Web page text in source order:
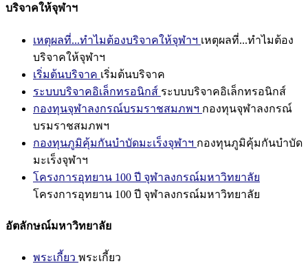
บริจาคให้จุฬาฯ
เหตุผลที่...ทำไมต้องบริจาคให้จุฬาฯ เหตุผลที่...ทำไมต้อง
บริจาคให้จุฬาฯ
เริ่มต้นบริจาค เริ่มต้นบริจาค
ระบบบริจาคอิเล็กทรอนิกส์ ระบบบริจาคอิเล็กทรอนิกส์
กองทุนจุฬาลงกรณ์บรมราชสมภพฯ กองทุนจุฬาลงกรณ์
บรมราชสมภพฯ
กองทุนภูมิคุ้มกันบำบัดมะเร็งจุฬาฯ กองทุนภูมิคุ้มกันบำบัด
มะเร็งจุฬาฯ
โครงการอุทยาน 100 ปี จุฬาลงกรณ์มหาวิทยาลัย
โครงการอุทยาน 100 ปี จุฬาลงกรณ์มหาวิทยาลัย
อัตลักษณ์มหาวิทยาลัย
พระเกี้ยว พระเกี้ยว